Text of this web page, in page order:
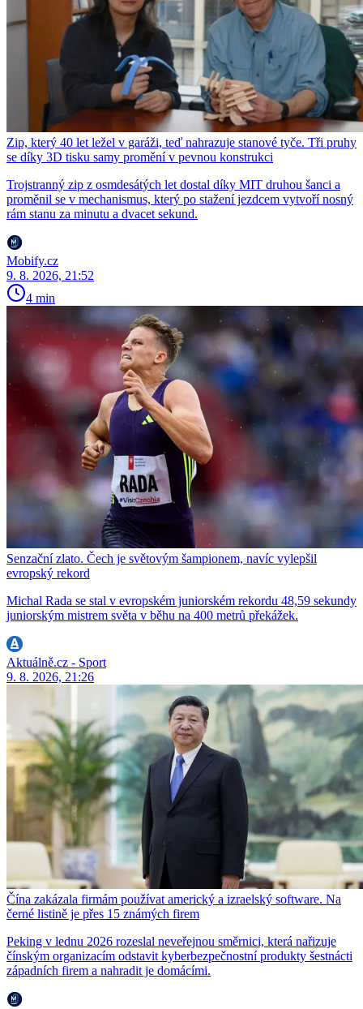
Zip, který 40 let ležel v garáži, teď nahrazuje stanové tyče. Tři pruhy
se díky 3D tisku samy promění v pevnou konstrukci
Trojstranný zip z osmdesátých let dostal díky MIT druhou šanci a
proměnil se v mechanismus, který po stažení jezdcem vytvoří nosný
rám stanu za minutu a dvacet sekund.
Mobify.cz
9. 8. 2026, 21:52
4 min
Senzační zlato. Čech je světovým šampionem, navíc vylepšil
evropský rekord
Michal Rada se stal v evropském juniorském rekordu 48,59 sekundy
juniorským mistrem světa v běhu na 400 metrů překážek.
Aktuálně.cz - Sport
9. 8. 2026, 21:26
Čína zakázala firmám používat americký a izraelský software. Na
černé listině je přes 15 známých firem
Peking v lednu 2026 rozeslal neveřejnou směrnici, která nařizuje
čínským organizacím odstavit kyberbezpečnostní produkty šestnácti
západních firem a nahradit je domácími.